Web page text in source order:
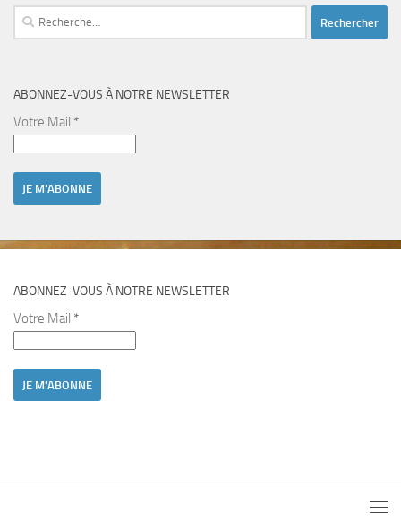
Rechercher :
ABONNEZ-VOUS À NOTRE NEWSLETTER
Votre Mail *
ABONNEZ-VOUS À NOTRE NEWSLETTER
Votre Mail *